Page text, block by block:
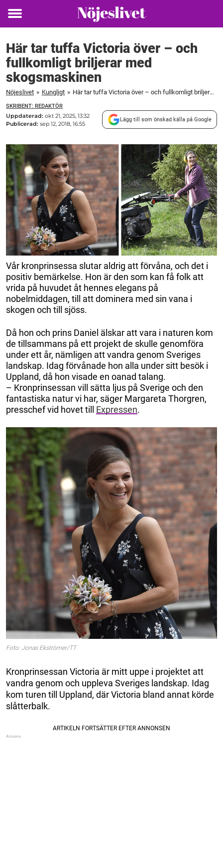
Toggle
Här tar tuffa Victoria över – och
fullkomligt briljerar med
skogsmaskinen
Nöjeslivet » Kungligt » Här tar tuffa Victoria över – och fullkomligt briljerar med skogsmaskinen
SKRIBENT: REDAKTÖR
Uppdaterad: okt 21, 2025, 13:32
Publicerad: sep 12, 2018, 16:55
Lägg till som önskad källa på Google
Vår kronprinsessa slutar aldrig att förvåna, och det i
positiv bemärkelse. Hon är den som kan få folk att
vrida på huvudet åt hennes elegans på
nobelmiddagen, till att dominera med sin vana i
skogen och till sjöss.
Då hon och prins Daniel älskar att vara i naturen kom
de tillsammans på ett projekt de skulle genomföra
under ett år, nämligen att vandra genom Sveriges
landskap. Idag förvånade hon alla under sitt besök i
Uppland, då hon visade en oanad talang.
– Kronprinsessan vill sätta ljus på Sverige och den
fantastiska natur vi har, säger Margareta Thorgren,
presschef vid hovet till Expressen.
Foto: Jonas Ekströmer/TT
Kronprinsessan Victoria är mitt uppe i projektet att
vandra genom och uppleva Sveriges landskap. Idag
kom turen till Uppland, där Victoria bland annat körde
slåtterbalk.